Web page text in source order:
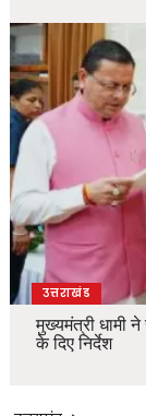
उत्तराखंड
मुख्यमंत्री धामी
के दिए निर्देश